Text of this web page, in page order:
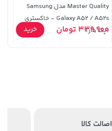
119,900 تومان خرید
Master Quality مدل Samsung
Galaxy A52 / A52s - خاکستری
(پک دار)
339,900 تومان خرید
اصالت کالا